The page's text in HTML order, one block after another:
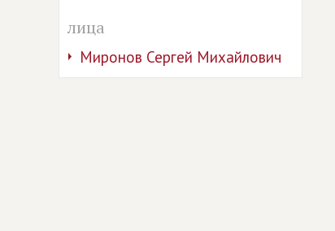
лица
Миронов Сергей Михайлович